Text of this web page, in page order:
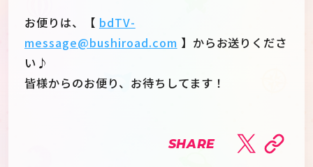
お便りは、【 bdTV-
message@bushiroad.com 】からお送りくださ
い♪
皆様からのお便り、お待ちしてます！
SHARE